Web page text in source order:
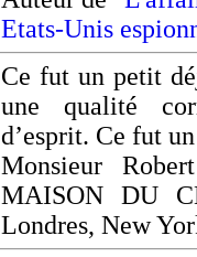
Etats-Unis
Ce fut un petit
une qualité
d’esprit. Ce fut
Monsieur
MAISON DU
Londres, New